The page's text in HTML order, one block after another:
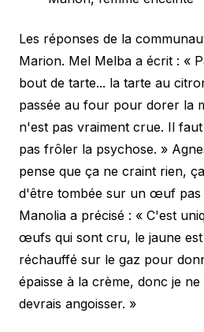
Les réponses de la
Marion. Mel Melba a écrit : «
bout de tarte... la tarte au
passée au four pour dorer la
n'est pas vraiment crue. Il
pas frôler la psychose. »
pense que ça ne craint rien,
d'être tombée sur un œuf pas
Manolia a précisé : « C'est
œufs qui sont cru, le jaune
réchauffé sur le gaz pour
épaisse à la crème, donc je
devrais angoisser. »